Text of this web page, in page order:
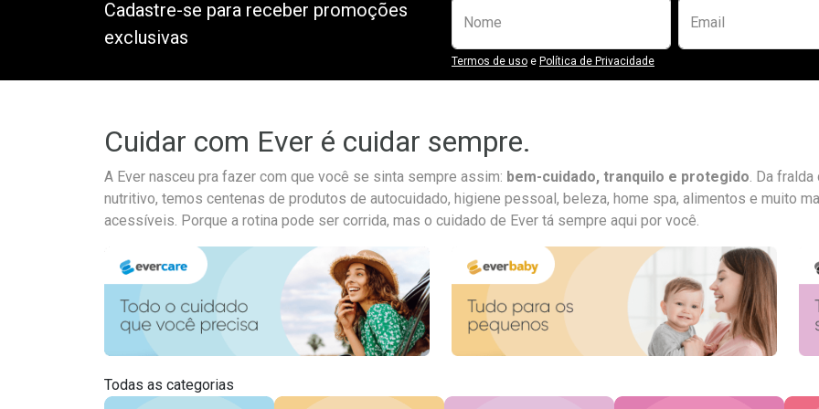
Cadastre-se para receber promoções
exclusivas
Preencha o formulário abaixo para
Nome Email
Termos de uso e Política de Privacidade
Cuidar com Ever é cuidar sempre.
A Ever nasceu pra fazer com que você se sinta sempre assim: bem-cuidado, tranquilo e protegido . Da
nutritivo, temos centenas de produtos de autocuidado, higiene pessoal, beleza, home spa, alimentos e muito
acessíveis. Porque a rotina pode ser corrida, mas o cuidado de Ever tá sempre aqui por você.
Todas as categorias